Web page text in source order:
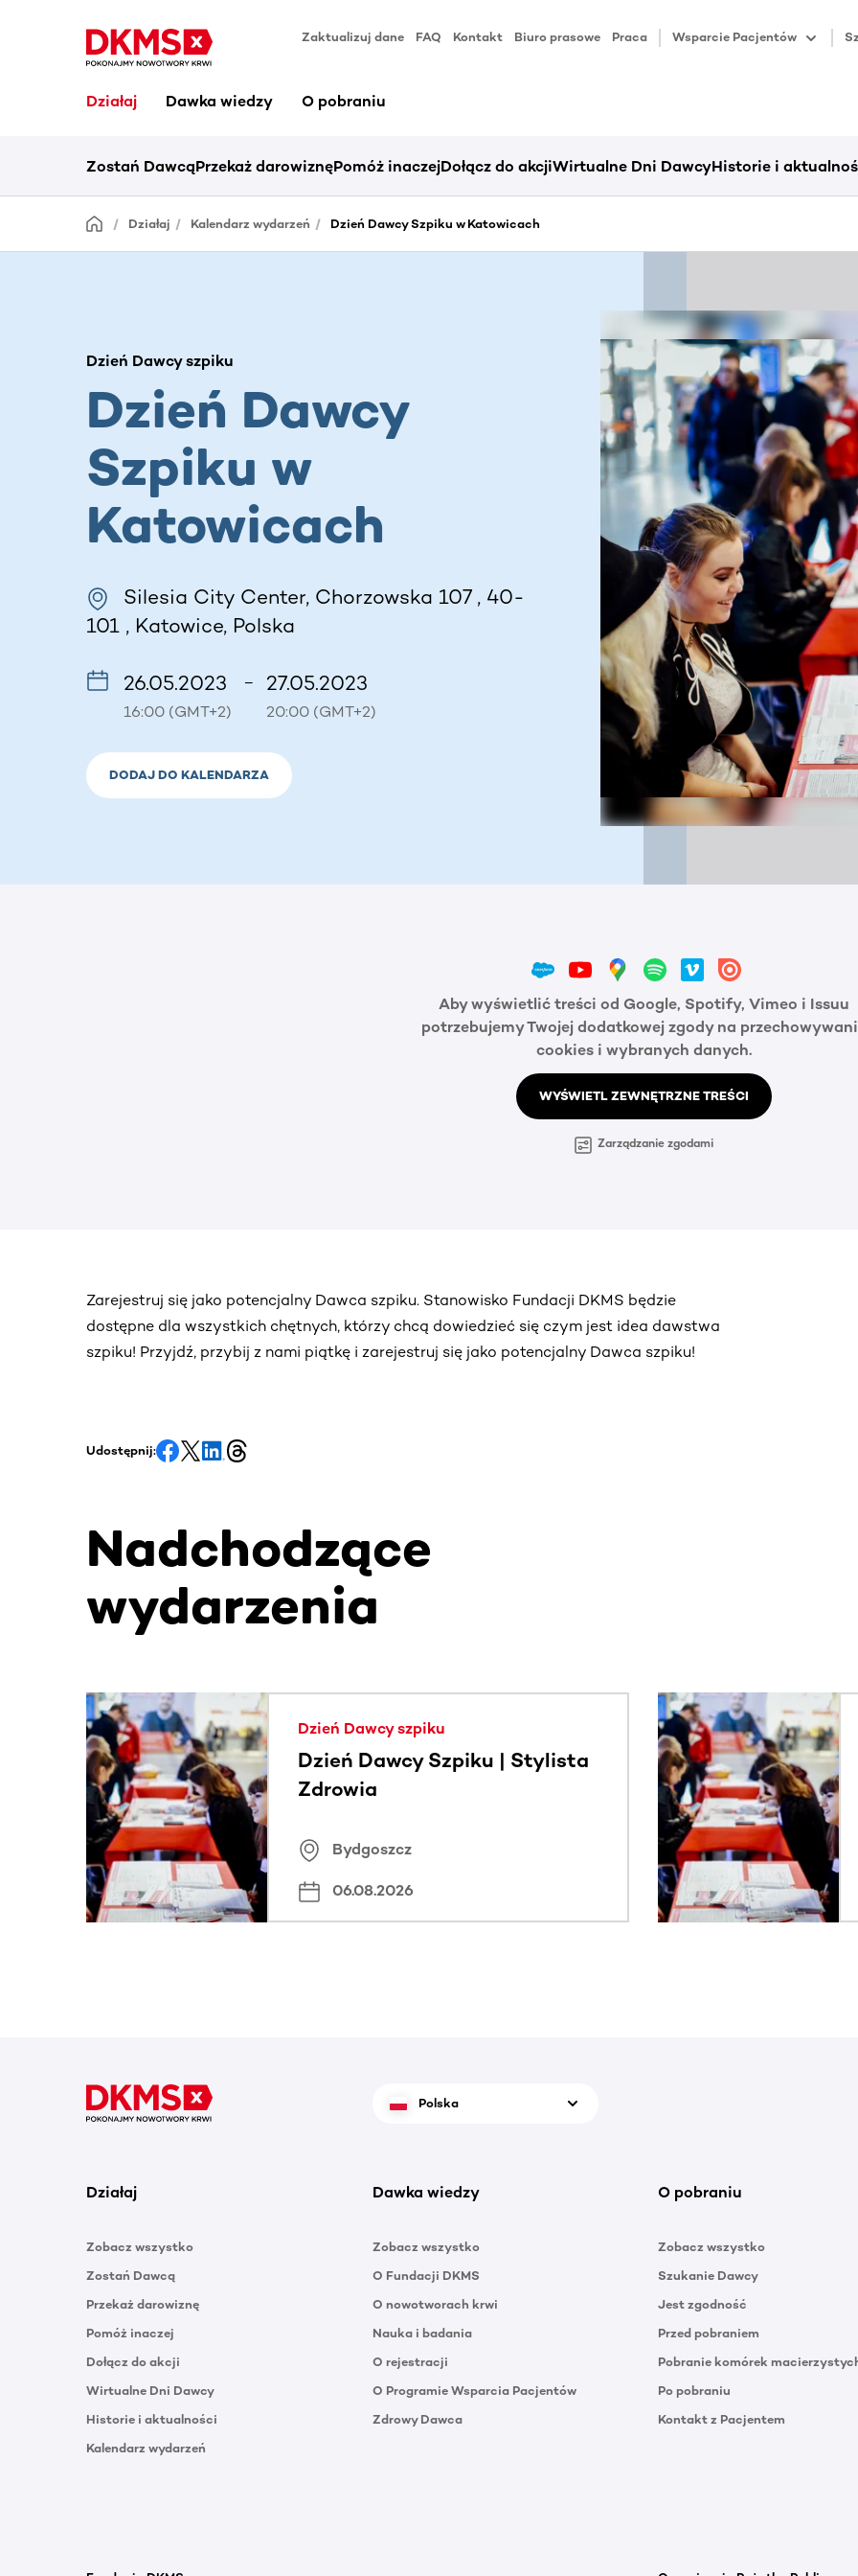
Zaktualizuj dane FAQ Kontakt Biuro prasowe Praca Wsparcie Pacjentów
Działaj Dawka wiedzy O pobraniu
Zostań DawcąPrzekaż darowiznęPomóż inaczejDołącz do akcjiWirtualne Dni DawcyHistorie i
Działaj Kalendarz wydarzeń Dzień Dawcy Szpiku w Katowicach
Dzień Dawcy szpiku
Dzień Dawcy
Szpiku w
Katowicach
Silesia City Center, Chorzowska 107 , 40-
101 , Katowice, Polska
26.05.2023
16:00 (GMT+2)
– 27.05.2023
20:00 (GMT+2)
DODAJ DO KALENDARZA
Aby wyświetlić treści od Google, Spotify, Vimeo i Issuu
potrzebujemy Twojej dodatkowej zgody na
cookies i wybranych danych.
WYŚWIETL ZEWNĘTRZNE TREŚCI
Zarządzanie zgodami
Zarejestruj się jako potencjalny Dawca szpiku. Stanowisko Fundacji DKMS będzie
dostępne dla wszystkich chętnych, którzy chcą dowiedzieć się czym jest idea dawstwa
szpiku! Przyjdź, przybij z nami piątkę i zarejestruj się jako potencjalny Dawca szpiku!
Udostępnij:
Nadchodzące
wydarzenia
Ta sekcja zawiera treści przewijane w poziomie. Użyj klawisza Tab lub przesuń palcem, aby zobaczyć
Dzień Dawcy szpiku
Dzień Dawcy Szpiku | Stylista
Zdrowia
Bydgoszcz
06.08.2026
Polska
Działaj
Zobacz wszystko
Zostań Dawcą
Przekaż darowiznę
Pomóż inaczej
Dołącz do akcji
Wirtualne Dni Dawcy
Historie i aktualności
Kalendarz wydarzeń
Dawka wiedzy
Zobacz wszystko
O Fundacji DKMS
O nowotworach krwi
Nauka i badania
O rejestracji
O Programie Wsparcia Pacjentów
Zdrowy Dawca
O pobraniu
Zobacz wszystko
Szukanie Dawcy
Jest zgodność
Przed pobraniem
Pobranie komórek
Po pobraniu
Kontakt z Pacjentem